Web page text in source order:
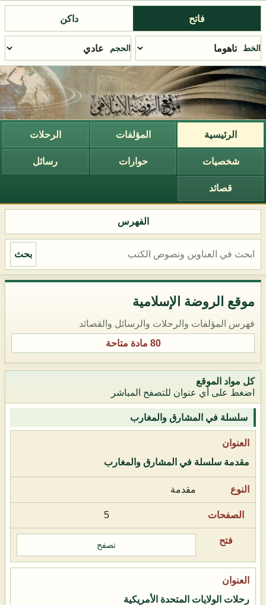
فاتح داكن
الخط الحجم
الرئيسية المؤلفات الرحلات
شخصيات حوارات رسائل
قصائد
الفهرس
بحث
موقع الروضة الإسلامية
فهرس المؤلفات والرحلات والرسائل والقصائد
80 مادة متاحة
كل مواد الموقع
اضغط على أي عنوان للتصفح المباشر
سلسلة في المشارق والمغارب
مقدمة سلسلة في المشارق والمغارب
مقدمة
5
تصفح
رحلات الولايات المتحدة الأمريكية